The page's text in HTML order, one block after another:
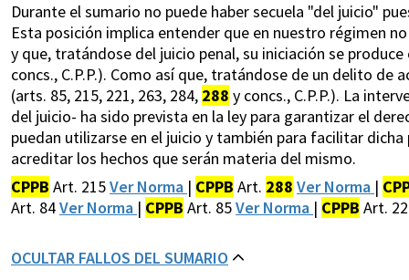
Durante el sumario no puede haber secuela "del juicio"
Esta posición implica entender que en nuestro régimen
y que, tratándose del juicio penal, su iniciación se
concs., C.P.P.). Como así que, tratándose de un delito de
(arts. 85, 215, 221, 263, 284, 288 y concs., C.P.P.). La
del juicio- ha sido prevista en la ley para garantizar el
puedan utilizarse en el juicio y también para facilitar
acreditar los hechos que serán materia del mismo.
CPPB Art. 215Ver Norma | CPPB Art. 288 Ver Norma |
Art. 84Ver Norma | CPPB Art. 85Ver Norma | CPPB Art.
OCULTAR FALLOS DEL SUMARIO